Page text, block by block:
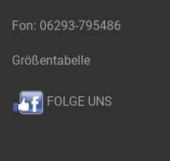
Fon: 06293-795486
Größentabelle
FOLGE UNS